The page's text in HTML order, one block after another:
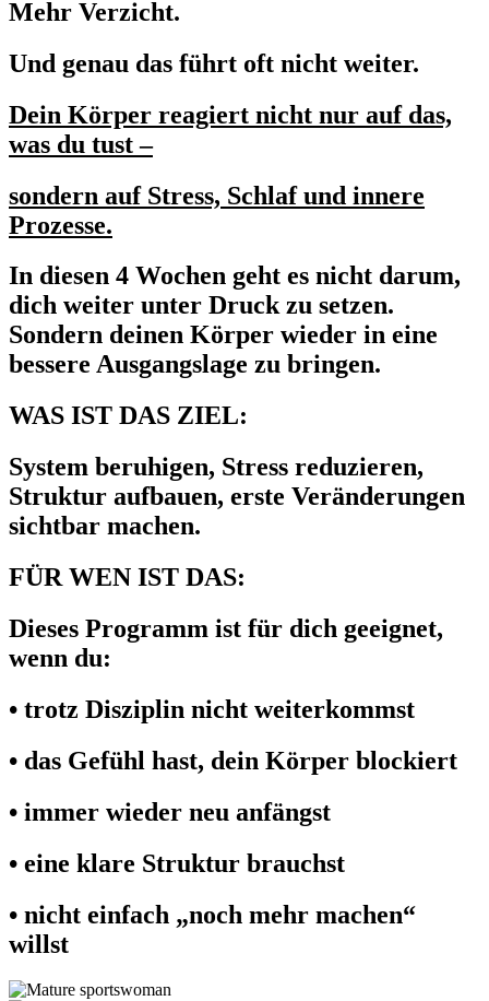
Mehr Verzicht.
Und genau das führt oft nicht weiter.
Dein Körper reagiert nicht nur auf das,
was du tust –
sondern auf Stress, Schlaf und innere
Prozesse.
In diesen 4 Wochen geht es nicht darum,
dich weiter unter Druck zu setzen.
Sondern deinen Körper wieder in eine
bessere Ausgangslage zu bringen.
WAS IST DAS ZIEL:
System beruhigen, Stress reduzieren,
Struktur aufbauen, erste Veränderungen
sichtbar machen.
FÜR WEN IST DAS:
Dieses Programm ist für dich geeignet,
wenn du:
• trotz Disziplin nicht weiterkommst
• das Gefühl hast, dein Körper blockiert
• immer wieder neu anfängst
• eine klare Struktur brauchst
• nicht einfach „noch mehr machen“
willst